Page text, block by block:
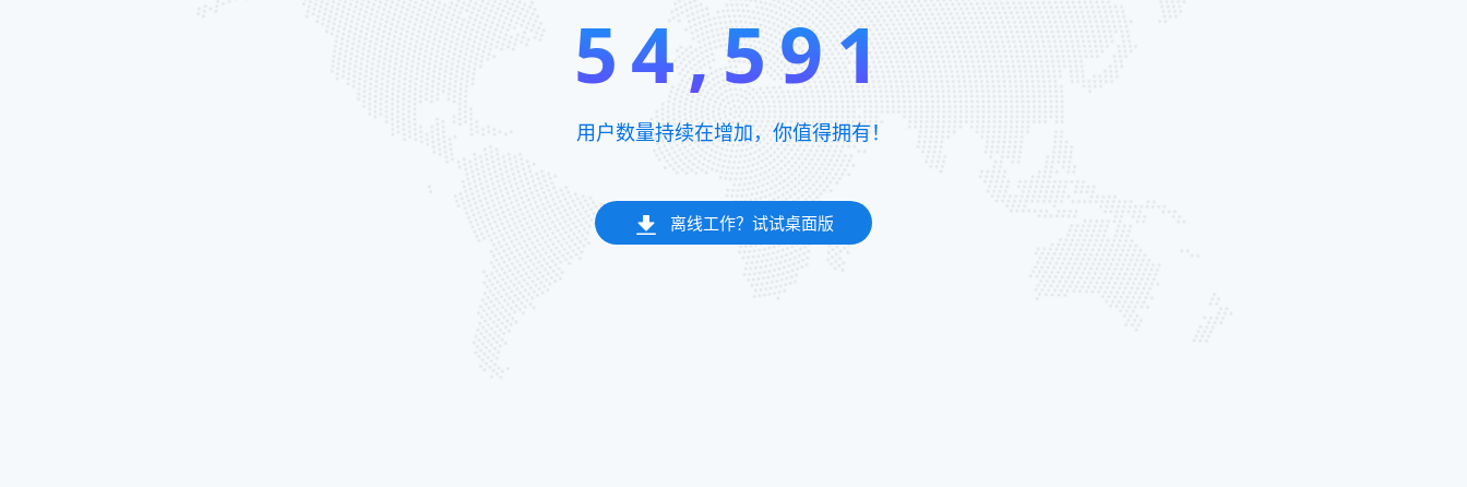
54,595
用户数量持续在增加，你值得拥有！
离线工作？试试桌面版